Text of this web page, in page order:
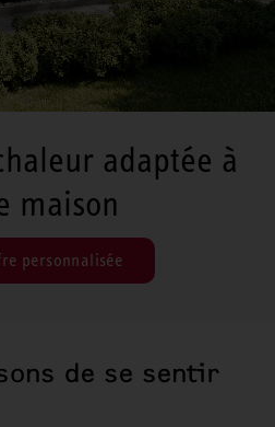
adaptée à
maison
personnalisée
de se sentir